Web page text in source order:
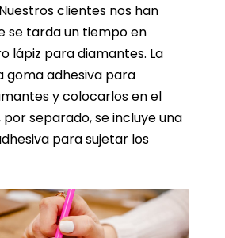
clientes nos han
se tarda un tiempo en
lápiz para diamantes. La
goma adhesiva para
y colocarlos en el
por separado, se incluye una
para sujetar los